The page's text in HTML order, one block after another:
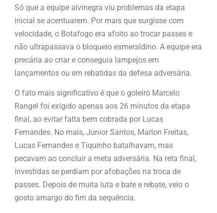
Só que a equipe alvinegra viu problemas da etapa
inicial se acentuarem. Por mais que surgisse com
velocidade, o Botafogo era afoito ao trocar passes e
não ultrapassava o bloqueio esmeraldino. A equipe era
precária ao criar e conseguia lampejos em
lançamentos ou em rebatidas da defesa adversária.
O fato mais significativo é que o goleiro Marcelo
Rangel foi exigido apenas aos 26 minutos da etapa
final, ao evitar falta bem cobrada por Lucas
Fernandes. No mais, Junior Santos, Marlon Freitas,
Lucas Fernandes e Tiquinho batalhavam, mas
pecavam ao concluir a meta adversária. Na reta final,
investidas se perdiam por afobações na troca de
passes. Depois de muita luta e bate e rebate, veio o
gosto amargo do fim da sequência.